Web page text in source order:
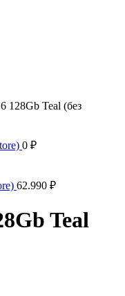
128Gb Teal (без
0 ₽
62.990 ₽
Teal